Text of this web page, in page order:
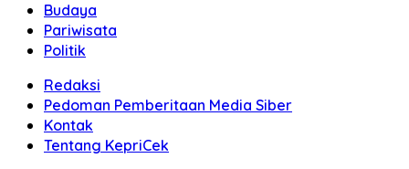
Budaya
Pariwisata
Politik
Redaksi
Pedoman Pemberitaan Media Siber
Kontak
Tentang KepriCek